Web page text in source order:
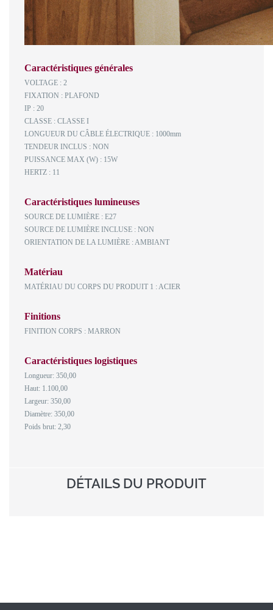
Caractéristiques générales
VOLTAGE : 2
FIXATION : PLAFOND
IP : 20
CLASSE : CLASSE I
LONGUEUR DU CÂBLE ÉLECTRIQUE : 1000mm
TENDEUR INCLUS : NON
PUISSANCE MAX (W) : 15W
HERTZ : 11
Caractéristiques lumineuses
SOURCE DE LUMIÈRE : E27
SOURCE DE LUMIÈRE INCLUSE : NON
ORIENTATION DE LA LUMIÈRE : AMBIANT
Matériau
MATÉRIAU DU CORPS DU PRODUIT 1 : ACIER
Finitions
FINITION CORPS : MARRON
Caractéristiques logistiques
Longueur: 350,00
Haut: 1.100,00
Largeur: 350,00
Diamètre: 350,00
Poids brut: 2,30
DÉTAILS DU PRODUIT